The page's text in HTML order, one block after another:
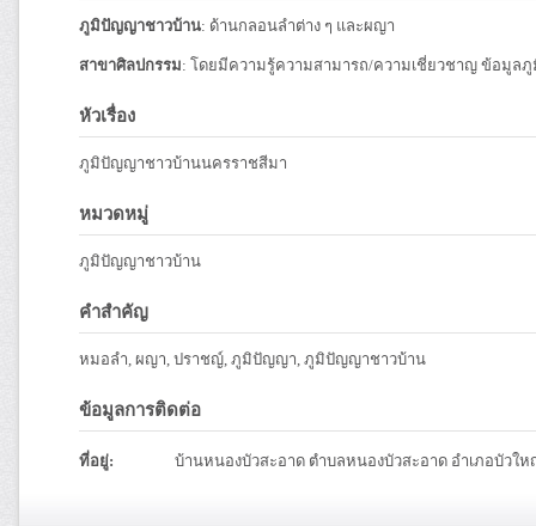
ภูมิปัญญาชาวบ้าน: ด้านกลอนลำต่าง ๆ และผญา
สาขาศิลปกรรม: โดยมีความรู้ความสามารถ/ความเชี่ยวชาญ ข้อมูล
หัวเรื่อง
ภูมิปัญญาชาวบ้านนครราชสีมา
หมวดหมู่
ภูมิปัญญาชาวบ้าน
คำสำคัญ
หมอลำ, ผญา, ปราชญ์, ภูมิปัญญา, ภูมิปัญญาชาวบ้าน
ข้อมูลการติดต่อ
ที่อยู่: บ้านหนองบัวสะอาด ตำบลหนองบัวสะอาด อำเภอบัวใ